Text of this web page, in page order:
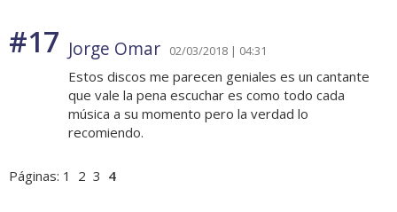
#17 Jorge Omar 02/03/2018 | 04:31
Estos discos me parecen geniales es un cantante
que vale la pena escuchar es como todo cada
música a su momento pero la verdad lo
recomiendo.
Páginas: 1 2 3 4